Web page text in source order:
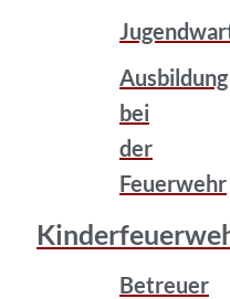
Ausbildung
bei
der
Feuerwehr
Betreuer